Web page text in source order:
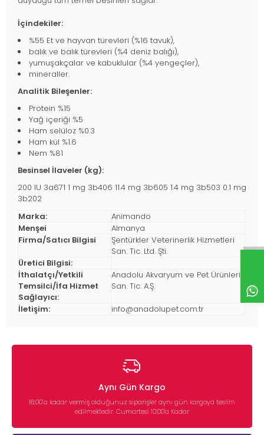
İçindekiler:
%55 Et ve hayvan türevleri (%16 tavuk),
balık ve balık türevleri (%4 deniz balığı),
yumuşakçalar ve kabuklular (%4 yengeçler),
mineraller.
Analitik Bileşenler:
Protein %15
Yağ içeriği %5
Ham selüloz %0.3
Ham kül %1.6
Nem %81
Besinsel İlaveler (kg):
200 IU 3a671 1 mg 3b406 11.4 mg 3b605 1.4 mg 3b503 0.1 mg
3b202
Marka:
Animando
Menşei
Almanya
Firma/Satıcı Bilgisi
Şentürkler Veterinerlik Hizmetleri
San. Tic. Ltd. Şti.
Üretici Bilgisi:
İthalatçı/Yetkili
Temsilci/İfa Hizmet
Sağlayıcı:
Anadolu Akvaryum ve Pet Ürünleri
San. Tic. A.Ş.
İletişim: info@anadolupet.com.tr
Aynı Gün Kargo
16:00’a kadar vermiş olduğunuz siparişler aynı gün kargoya teslim
edilmektedir. Cumartesi 10:00'a Kadar